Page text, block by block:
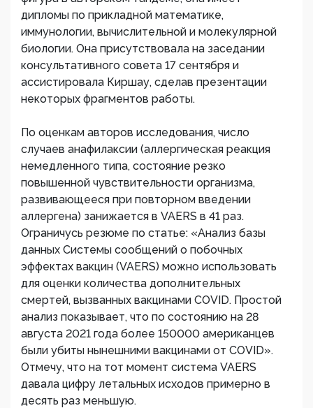
дипломы по прикладной математике,
иммунологии, вычислительной и молекулярной
биологии. Она присутствовала на заседании
консультативного совета 17 сентября и
ассистировала Киршау, сделав презентации
некоторых фрагментов работы.
По оценкам авторов исследования, число
случаев анафилаксии (аллергическая реакция
немедленного типа, состояние резко
повышенной чувствительности организма,
развивающееся при повторном введении
аллергена) занижается в VAERS в 41 раз.
Ограничусь резюме по статье: «Анализ базы
данных Системы сообщений о побочных
эффектах вакцин (VAERS) можно использовать
для оценки количества дополнительных
смертей, вызванных вакцинами COVID. Простой
анализ показывает, что по состоянию на 28
августа 2021 года более 150000 американцев
были убиты нынешними вакцинами от COVID».
Отмечу, что на тот момент система VAERS
давала цифру летальных исходов примерно в
десять раз меньшую.